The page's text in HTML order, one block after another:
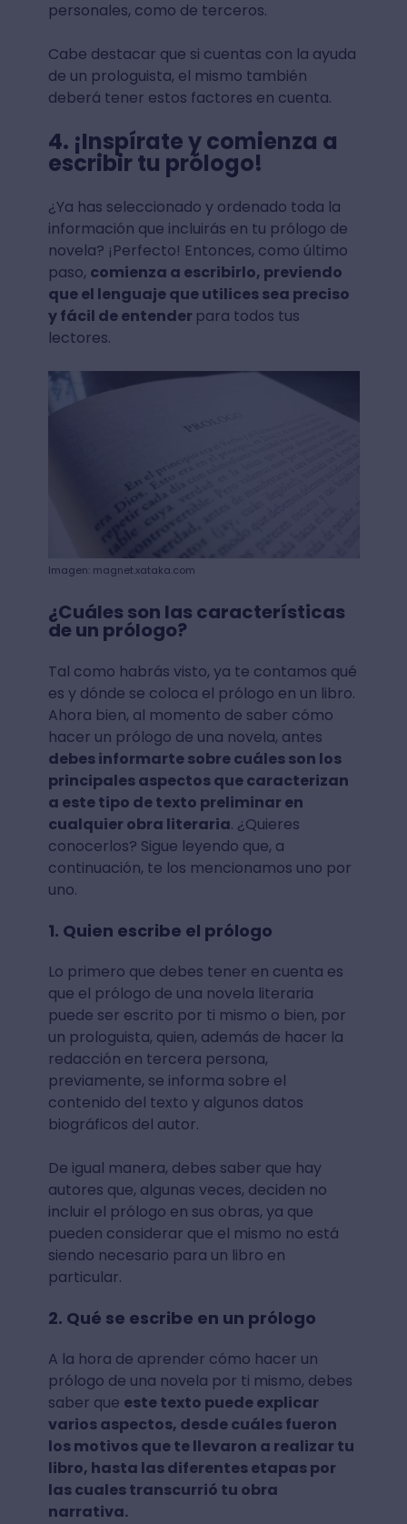
personales, como de terceros.
Cabe destacar que si cuentas con la ayuda
de un prologuista, el mismo también
deberá tener estos factores en cuenta.
4. ¡Inspírate y comienza a
escribir tu prólogo!
¿Ya has seleccionado y ordenado toda la
información que incluirás en tu prólogo de
novela? ¡Perfecto! Entonces, como último
paso, comienza a escribirlo, previendo
que el lenguaje que utilices sea preciso
y fácil de entender para todos tus
lectores.
Imagen: magnet.xataka.com
¿Cuáles son las características
de un prólogo?
Tal como habrás visto, ya te contamos qué
es y dónde se coloca el prólogo en un libro.
Ahora bien, al momento de saber cómo
hacer un prólogo de una novela, antes
debes informarte sobre cuáles son los
principales aspectos que caracterizan
a este tipo de texto preliminar en
cualquier obra literaria. ¿Quieres
conocerlos? Sigue leyendo que, a
continuación, te los mencionamos uno por
uno.
1. Quien escribe el prólogo
Lo primero que debes tener en cuenta es
que el prólogo de una novela literaria
puede ser escrito por ti mismo o bien, por
un prologuista, quien, además de hacer la
redacción en tercera persona,
previamente, se informa sobre el
contenido del texto y algunos datos
biográficos del autor.
De igual manera, debes saber que hay
autores que, algunas veces, deciden no
incluir el prólogo en sus obras, ya que
pueden considerar que el mismo no está
siendo necesario para un libro en
particular.
2. Qué se escribe en un prólogo
A la hora de aprender cómo hacer un
prólogo de una novela por ti mismo, debes
saber que este texto puede explicar
varios aspectos, desde cuáles fueron
los motivos que te llevaron a realizar tu
libro, hasta las diferentes etapas por
las cuales transcurrió tu obra
narrativa.